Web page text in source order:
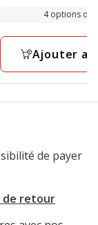
à
15.95€
4 options de
Ajouter
de payer
de retour